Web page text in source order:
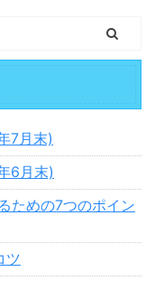
7月末)
6月末)
ための7つのポイン
ツ